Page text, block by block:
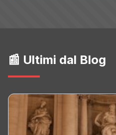
📰 Ultimi dal Blog